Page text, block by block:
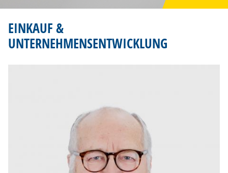
KARRIERE
EINKAUF &
UNTERNEHMENSENTWICKLUNG